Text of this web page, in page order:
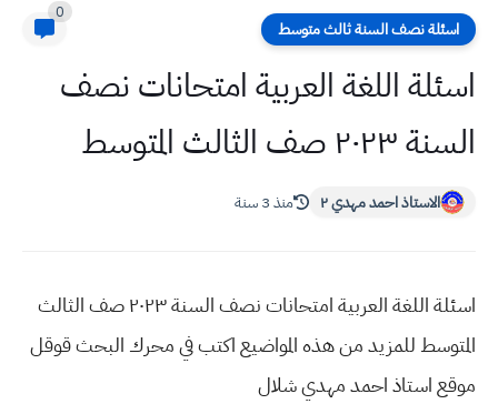
اسئلة نصف السنة ثالث متوسط
0
اسئلة اللغة العربية امتحانات نصف
السنة ٢٠٢٣ صف الثالث المتوسط
الاستاذ احمد مهدي ٢ منذ 3 سنة
اسئلة اللغة العربية امتحانات نصف السنة ٢٠٢٣ صف الثالث
المتوسط للمزيد من هذه المواضيع اكتب في محرك البحث قوقل
موقع استاذ احمد مهدي شلال